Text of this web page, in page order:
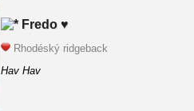
Fredo ♥
Rhodéský ridgeback
Hav Hav